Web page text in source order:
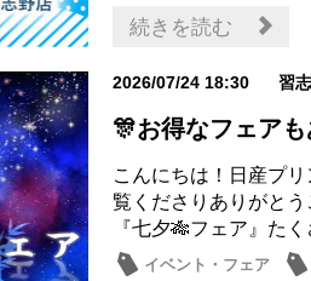
メンテナンス商品
続きを読む
2026/07/24 18:30 習
🎊お得なフェア
こんにちは！日産プ
覧くださりありがと
『七夕🎋フェア』た
イベント・フェア